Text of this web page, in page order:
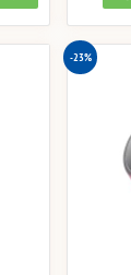
ден.739 ден.
-23%